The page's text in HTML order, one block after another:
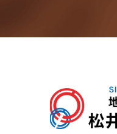
注文住宅施工事例
2022年11月